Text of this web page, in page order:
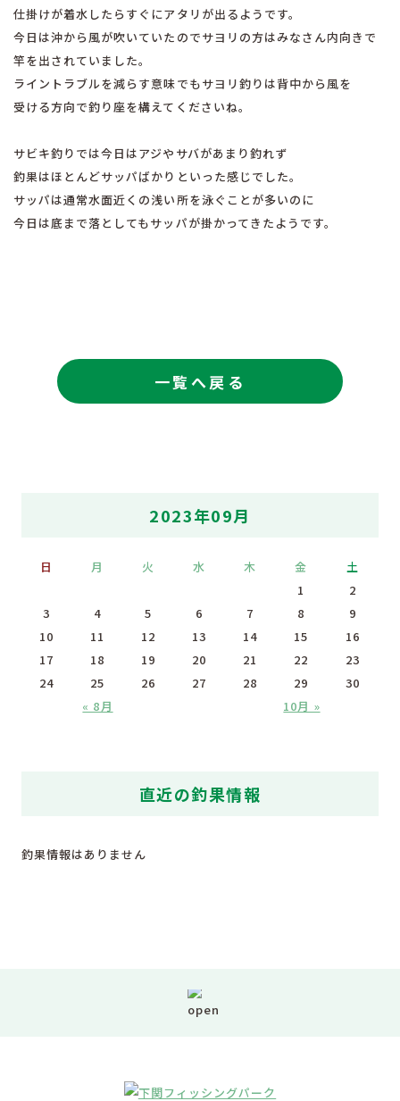
仕掛けが着水したらすぐにアタリが出るようです。
今日は沖から風が吹いていたのでサヨリの方はみなさん内向きで
竿を出されていました。
ライントラブルを減らす意味でもサヨリ釣りは背中から風を
受ける方向で釣り座を構えてくださいね。
サビキ釣りでは今日はアジやサバがあまり釣れず
釣果はほとんどサッパばかりといった感じでした。
サッパは通常水面近くの浅い所を泳ぐことが多いのに
今日は底まで落としてもサッパが掛かってきたようです。
一覧へ戻る
2023年09月
日 月 火 水 木 金 土
« 8月 10月 »
1
2
3
4 5 6 7 8
9
10
11 12 13 14 15
16
17
18 19 20 21 22
23
24
25 26 27 28 29 30
直近の釣果情報
釣果情報はありません